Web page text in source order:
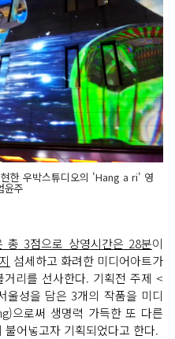
한 우박스튜디오의 'Hang a ri' 영
주
총 3점으로 상영시간은 28분이
섬세하고 화려한 미디어아트가
리를 선사한다. 기획전 주제 <
울성을 담은 3개의 작품을 미디
으로써 생명력 가득한 또 다른
어넣고자 기획되었다고 한다.